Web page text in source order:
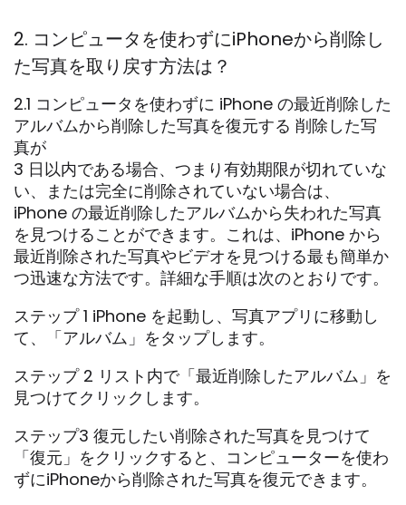
2. コンピュータを使わずにiPhoneから削除し
た写真を取り戻す方法は？
2.1 コンピュータを使わずに iPhone の最近削除した
アルバムから削除した写真を復元する 削除した写
真が
3 日以内である場合、つまり有効期限が切れていな
い、または完全に削除されていない場合は、
iPhone の最近削除したアルバムから失われた写真
を見つけることができます。これは、iPhone から
最近削除された写真やビデオを見つける最も簡単か
つ迅速な方法です。詳細な手順は次のとおりです。
ステップ 1 iPhone を起動し、写真アプリに移動し
て、「アルバム」をタップします。
ステップ 2 リスト内で「最近削除したアルバム」を
見つけてクリックします。
ステップ3 復元したい削除された写真を見つけて
「復元」をクリックすると、コンピューターを使わ
ずにiPhoneから削除された写真を復元できます。